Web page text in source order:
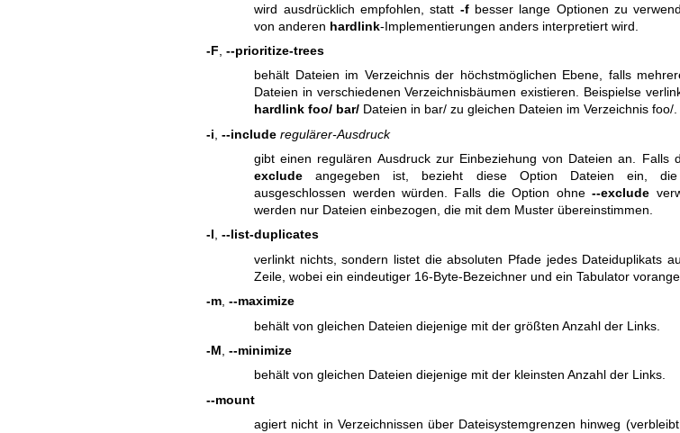
wird ausdrücklich empfohlen, statt -fbesser lange Optionen zu
von anderen hardlink-Implementierungen anders interpretiert wird.
-F --prioritize-trees
behält Dateien im Verzeichnis der höchstmöglichen Ebene, falls
Dateien in verschiedenen Verzeichnisbäumen existieren. Beispielse
hardlink foo/ bar/ Dateien in bar/ zu gleichen Dateien im Verzeichnis foo/.
-i --include regulärer-Ausdruck
gibt einen regulären Ausdruck zur Einbeziehung von Dateien an. Falls
exclude angegeben ist, bezieht diese Option Dateien ein, die
ausgeschlossen werden würden. Falls die Option ohne--exclude
werden nur Dateien einbezogen, die mit dem Muster übereinstimmen.
-l, --list-duplicates
verlinkt nichts, sondern listet die absoluten Pfade jedes Dateiduplikats
Zeile, wobei ein eindeutiger 16-Byte-Bezeichner und ein Tabulator
-m, --maximize
behält von gleichen Dateien diejenige mit der größten Anzahl der Links.
-M --minimize
behält von gleichen Dateien diejenige mit der kleinsten Anzahl der Links.
--mount
agiert nicht in Verzeichnissen über Dateisystemgrenzen hinweg